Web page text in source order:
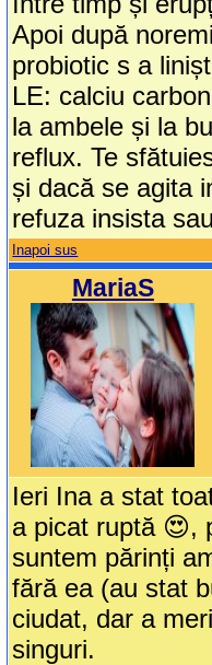
Apoi după
probiotic s a
LE: calciu
la ambele și la
reflux. Te
și dacă se agita
refuza insista
Inapoi sus
MariaS
Ieri Ina a stat
a picat ruptă 😍,
suntem părinți
fără ea (au stat
ciudat, dar a
singuri.